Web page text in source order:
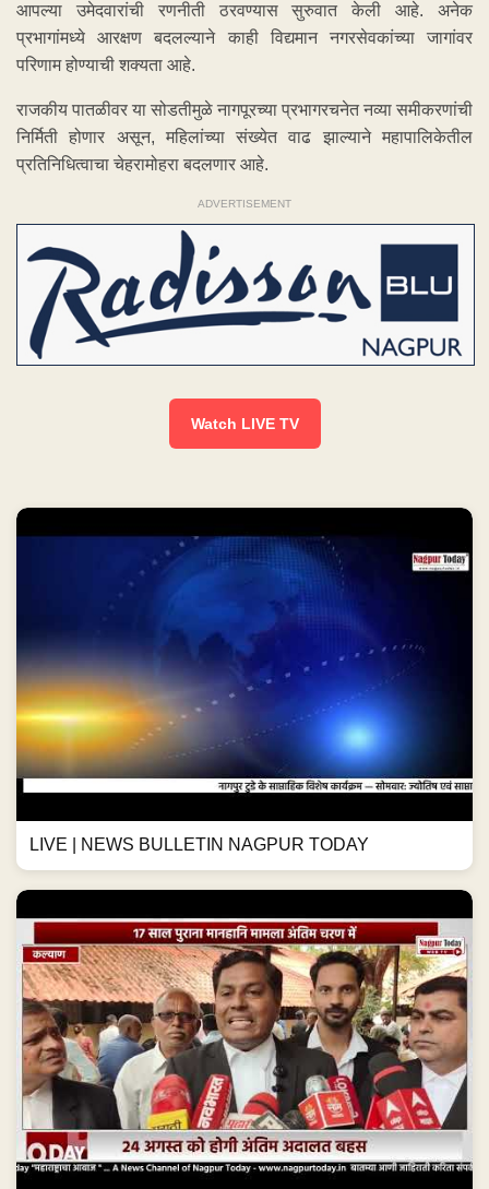
आपल्या उमेदवारांची रणनीती ठरवण्यास सुरुवात केली आहे. अनेक
प्रभागांमध्ये आरक्षण बदलल्याने काही विद्यमान नगरसेवकांच्या जागांवर
परिणाम होण्याची शक्यता आहे.
राजकीय पातळीवर या सोडतीमुळे नागपूरच्या प्रभागरचनेत नव्या समीकरणांची
निर्मिती होणार असून, महिलांच्या संख्येत वाढ झाल्याने महापालिकेतील
प्रतिनिधित्वाचा चेहरामोहरा बदलणार आहे.
ADVERTISEMENT
Watch LIVE TV
LIVE | NEWS BULLETIN NAGPUR TODAY